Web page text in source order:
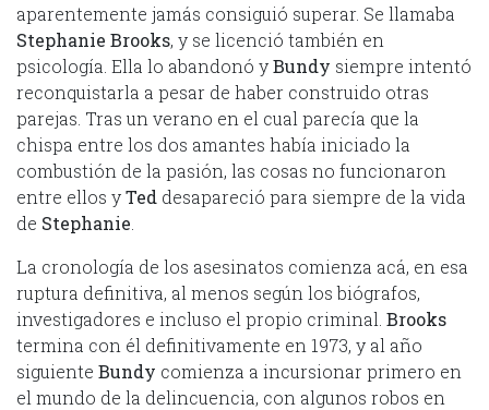
aparentemente jamás consiguió superar. Se llamaba
Stephanie Brooks, y se licenció también en
psicología. Ella lo abandonó yBundy siempre intentó
reconquistarla a pesar de haber construido otras
parejas. Tras un verano en el cual parecía que la
chispa entre los dos amantes había iniciado la
combustión de la pasión, las cosas no funcionaron
entre ellos yTed desapareció para siempre de la vida
de Stephanie
La cronología de los asesinatos comienza acá, en esa
ruptura definitiva, al menos según los biógrafos,
investigadores e incluso el propio criminal. Brooks
termina con él definitivamente en 1973, y al año
siguiente Bundy comienza a incursionar primero en
el mundo de la delincuencia, con algunos robos en